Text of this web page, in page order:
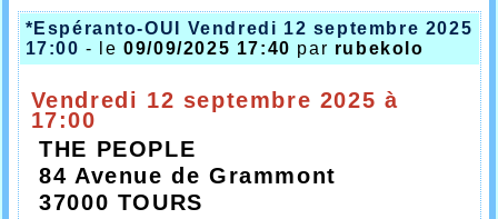
*Espéranto-OUI Vendredi 12 septembre 2025
17:00 - le09/09/2025 17:40 par rubekolo
Vendredi 12 septembre 2025 à
17:00
THE PEOPLE
84 Avenue de Grammont
37000 TOURS